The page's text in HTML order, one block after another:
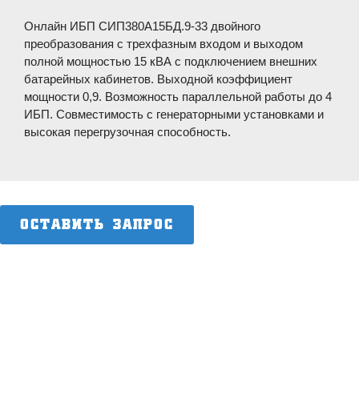
Онлайн ИБП СИП380А15БД.9-33 двойного
преобразования с трехфазным входом и выходом
полной мощностью 15 кВА с подключением внешних
батарейных кабинетов. Выходной коэффициент
мощности 0,9. Возможность параллельной работы до 4
ИБП. Совместимость с генераторными установками и
высокая перегрузочная способность.
ОСТАВИТЬ ЗАПРОС